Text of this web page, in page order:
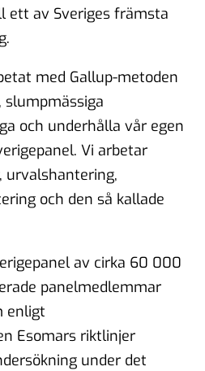
ett av Sveriges främsta
med Gallup-metoden
och underhålla vår egen
Vi arbetar
urvalshantering,
och den så kallade
av cirka 60 000
panelmedlemmar
enligt
Esomars riktlinjer
under det